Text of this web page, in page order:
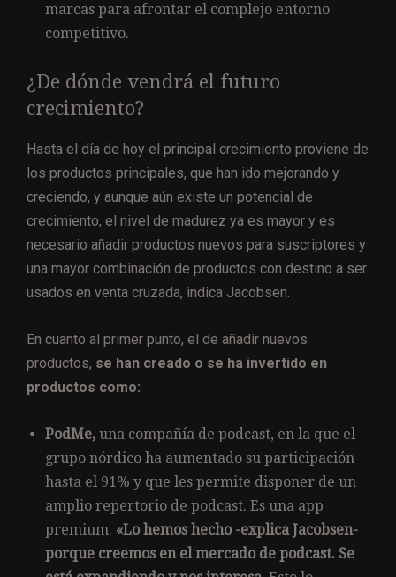
marcas para afrontar el complejo entorno
competitivo.
¿De dónde vendrá el futuro
crecimiento?
Hasta el día de hoy el principal crecimiento proviene de
los productos principales, que han ido mejorando y
creciendo, y aunque aún existe un potencial de
crecimiento, el nivel de madurez ya es mayor y es
necesario añadir productos nuevos para suscriptores y
una mayor combinación de productos con destino a ser
usados en venta cruzada, indica Jacobsen.
En cuanto al primer punto, el de añadir nuevos
productos, se han creado o se ha invertido en
productos como:
PodMe, una compañía de podcast, en la que el
grupo nórdico ha aumentado su participación
hasta el 91% y que les permite disponer de un
amplio repertorio de podcast. Es una app
premium. «Lo hemos hecho -explica Jacobsen-
porque creemos en el mercado de podcast. Se